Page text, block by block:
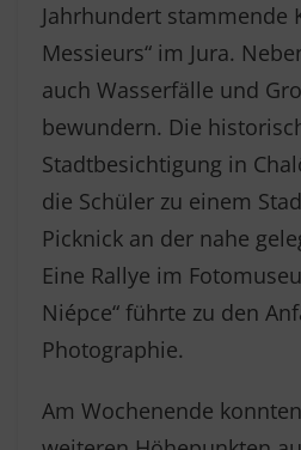
Jahrhundert stammende
Messieurs“ im Jura.
auch Wasserfälle und
bewundern. Die
Stadtbesichtigung in
die Schüler zu einem
Picknick an der nahe
Eine Rallye im
Niépce“ führte zu den
Photographie.
Am Wochenende